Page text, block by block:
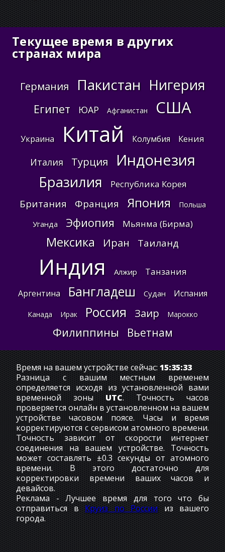
Текущее время в других
странах мира
Германия Пакистан Нигерия
Египет ЮАР Афганистан США
Украина Китай Колумбия Кения
Италия Турция Индонезия
Бразилия Республика Корея
Британия Франция Япония Польша
Уганда Эфиопия Мьянма (Бирма)
Мексика Иран Таиланд
Индия Алжир Танзания
Аргентина Бангладеш Судан Испания
Канада Ирак Россия Заир Марокко
Филиппины Вьетнам
Время на вашем устройстве сейчас:15:35:34
Разница с вашим местным временем
определяется исходя из установленной вами
временной зоныUTC. Точность часов
проверяется онлайн в установленном на вашем
устройстве часовом поясе. Часы и время
корректируются с сервисом атомного времени.
Точность зависит от скорости интернет
соединения на вашем устройстве. Точность
может составлять ±0.3 секунды от атомного
времени. В этого достаточно для
корректировки времени ваших часов и
девайсов.
Реклама - Лучшее время для того что бы
отправиться вКруиз по Россиииз вашего
города.